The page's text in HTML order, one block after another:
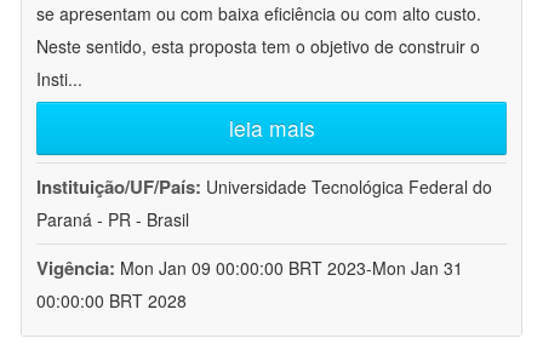
se apresentam ou com baixa eficiência ou com alto custo.
Neste sentido, esta proposta tem o objetivo de construir o
Insti...
leia mais
Instituição/UF/País: Universidade Tecnológica Federal do
Paraná - PR - Brasil
Vigência: Mon Jan 09 00:00:00 BRT 2023-Mon Jan 31
00:00:00 BRT 2028